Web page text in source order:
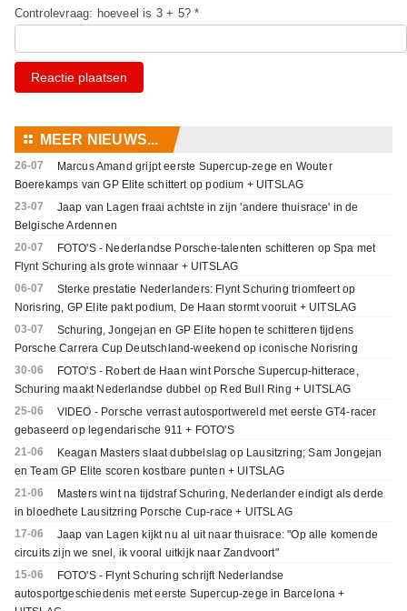
Controlevraag: hoeveel is 3 + 5? *
Reactie plaatsen
⚏ MEER NIEUWS...
26-07
Marcus Amand grijpt eerste Supercup-zege en Wouter
Boerekamps van GP Elite schittert op podium + UITSLAG
23-07
Jaap van Lagen fraai achtste in zijn 'andere thuisrace' in de
Belgische Ardennen
20-07
FOTO'S - Nederlandse Porsche-talenten schitteren op Spa met
Flynt Schuring als grote winnaar + UITSLAG
06-07
Sterke prestatie Nederlanders: Flynt Schuring triomfeert op
Norisring, GP Elite pakt podium, De Haan stormt vooruit + UITSLAG
03-07
Schuring, Jongejan en GP Elite hopen te schitteren tijdens
Porsche Carrera Cup Deutschland-weekend op iconische Norisring
30-06
FOTO'S - Robert de Haan wint Porsche Supercup-hitterace,
Schuring maakt Nederlandse dubbel op Red Bull Ring + UITSLAG
25-06
VIDEO - Porsche verrast autosportwereld met eerste GT4-racer
gebaseerd op legendarische 911 + FOTO'S
21-06
Keagan Masters slaat dubbelslag op Lausitzring; Sam Jongejan
en Team GP Elite scoren kostbare punten + UITSLAG
21-06
Masters wint na tijdstraf Schuring, Nederlander eindigt als derde
in bloedhete Lausitzring Porsche Cup-race + UITSLAG
17-06
Jaap van Lagen kijkt nu al uit naar thuisrace: "Op alle komende
circuits zijn we snel, ik vooral uitkijk naar Zandvoort"
15-06
FOTO'S - Flynt Schuring schrijft Nederlandse
autosportgeschiedenis met eerste Supercup-zege in Barcelona +